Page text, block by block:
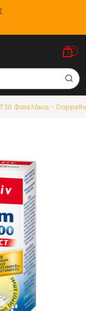
0
20 Φακελάκια -